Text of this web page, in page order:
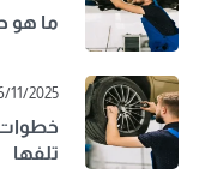
ما هو
11/2025
خطوات
تلفها